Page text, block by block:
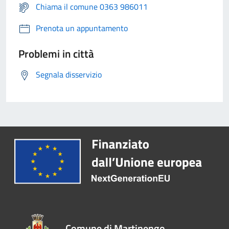
Chiama il comune 0363 986011
Prenota un appuntamento
Problemi in città
Segnala disservizio